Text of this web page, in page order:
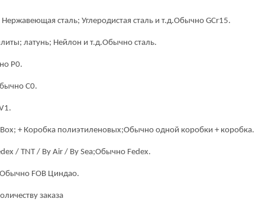
сталь; Углеродистая сталь и т.д.Обычно GCr15.
латунь; Нейлон и т.д.Обычно сталь.
P0.
C0.
.
+ Коробка полиэтиленовых;Обычно одной коробки + коробка.
/ TNT / By Air / By Sea;Обычно Fedex.
Обычно FOB Циндао.
заказа